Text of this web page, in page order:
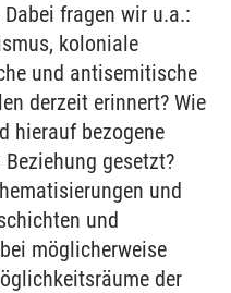
fragen wir u.a.:
koloniale
und antisemitische
derzeit erinnert? Wie
hierauf bezogene
gesetzt?
und
und
möglicherweise
der